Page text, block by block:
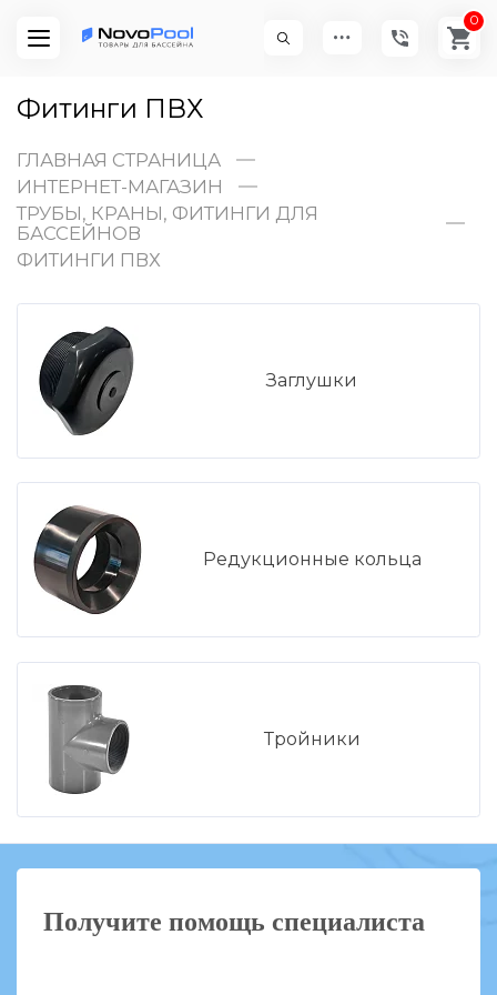
0
Фитинги ПВХ
ГЛАВНАЯ СТРАНИЦА
ИНТЕРНЕТ-МАГАЗИН
ТРУБЫ, КРАНЫ, ФИТИНГИ ДЛЯ
БАССЕЙНОВ
ФИТИНГИ ПВХ
Заглушки
Редукционные кольца
Тройники
Получите помощь специалиста